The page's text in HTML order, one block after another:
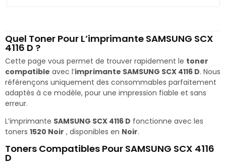
Quel Toner Pour L’imprimante SAMSUNG SCX
4116 D ?
Cette page vous permet de trouver rapidement le toner
compatible avec l’imprimante SAMSUNG SCX 4116 D. Nous
référençons uniquement des consommables parfaitement
adaptés à ce modèle, pour une impression fiable et sans
erreur.
L’imprimante SAMSUNG SCX 4116 D fonctionne avec les
toners 1520 Noir , disponibles en Noir.
Toners Compatibles Pour SAMSUNG SCX 4116
D